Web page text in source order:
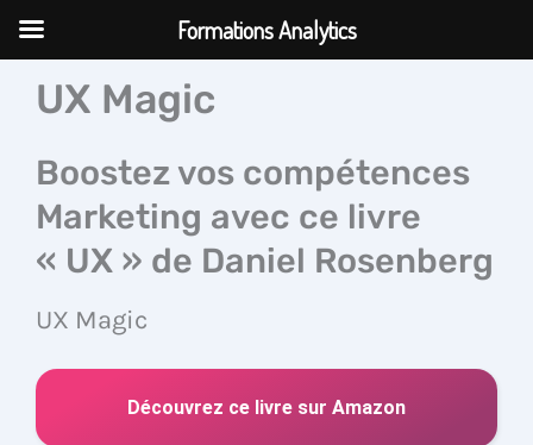
Aller
contenuUX Magic
Boostez vos compétences
Marketing avec ce livre
« UX » de Daniel Rosenberg
UX Magic
Découvrez ce livre sur Amazon
Formations Analytics